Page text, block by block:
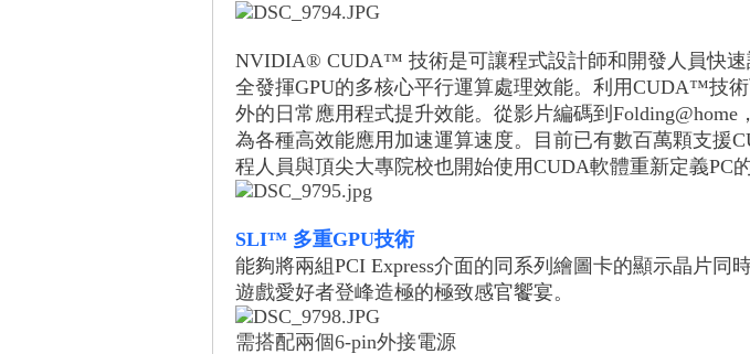
NVIDIA® CUDA™ 技術是可讓程式設計師和開發人員快
全發揮GPU的多核心平行運算處理效能。利用CUDA™技
外的日常應用程式提升效能。從影片編碼到
為各種高效能應用加速運算速度。目前已有數百萬顆支援
程人員與頂尖大專院校也開始使用CUDA軟體重新定義PC
SLI™ 多重GPU技術
能夠將兩組PCI Express介面的同系列繪圖卡的顯示晶片
遊戲愛好者登峰造極的極致感官饗宴。
需搭配兩個6-pin外接電源